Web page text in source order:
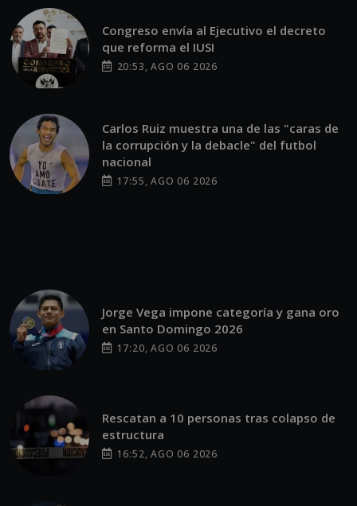
Congreso envía al Ejecutivo el decreto
que reforma el IUSI
20:53, AGO 06 2026
Carlos Ruiz muestra una de las "caras de
la corrupción y la debacle" del futbol
nacional
17:55, AGO 06 2026
Jorge Vega impone categoría y gana oro
en Santo Domingo 2026
17:20, AGO 06 2026
Rescatan a 10 personas tras colapso de
estructura
16:52, AGO 06 2026